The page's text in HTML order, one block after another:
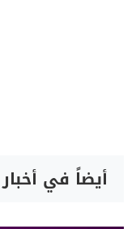
أيضاً في